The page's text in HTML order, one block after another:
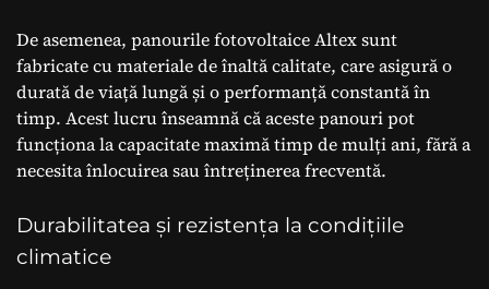
De asemenea, panourile fotovoltaice Altex sunt
fabricate cu materiale de înaltă calitate, care asigură o
durată de viață lungă și o performanță constantă în
timp. Acest lucru înseamnă că aceste panouri pot
funcționa la capacitate maximă timp de mulți ani, fără a
necesita înlocuirea sau întreținerea frecventă.
Durabilitatea și rezistența la condițiile
climatice